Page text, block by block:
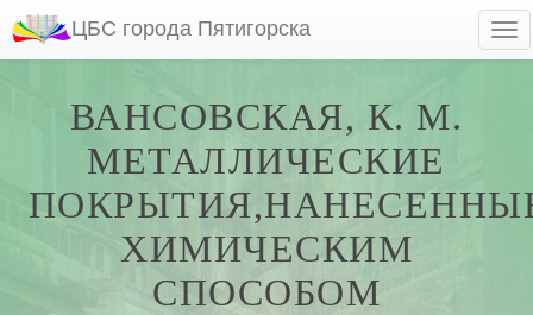
ЦБС города Пятигорска
ВАНСОВСКАЯ, К. М.
МЕТАЛЛИЧЕСКИЕ
ХИМИЧЕСКИМ
СПОСОБОМ